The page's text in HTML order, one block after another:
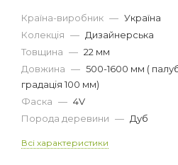
Країна-виробник — Україна
Колекція — Дизайнерська
Товщина — 22 мм
Довжина — 500-1600 мм (
градація 100 мм)
Фаска — 4V
Порода деревини — Дуб
Всі характеристики